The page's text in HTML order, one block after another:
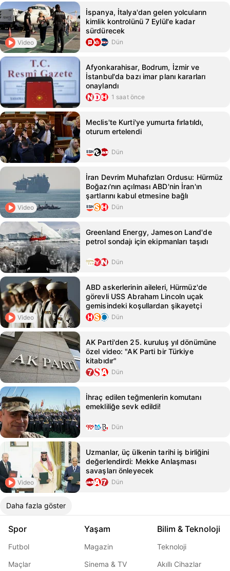
Video
İspanya, İtalya'dan gelen yolcuların
kimlik kontrolünü 7 Eylül'e kadar
sürdürecek
Dün
Afyonkarahisar, Bodrum, İzmir ve
İstanbul'da bazı imar planı kararları
onaylandı
1 saat önce
Meclis'te Kurti'ye yumurta fırlatıldı,
oturum ertelendi
Dün
Video
İran Devrim Muhafızları Ordusu: Hürmüz
Boğazı'nın açılması ABD'nin İran'ın
şartlarını kabul etmesine bağlı
Dün
Greenland Energy, Jameson Land'de
petrol sondajı için ekipmanları taşıdı
Dün
Video
ABD askerlerinin aileleri, Hürmüz'de
görevli USS Abraham Lincoln uçak
gemisindeki koşullardan şikayetçi
Dün
AK Parti'den 25. kuruluş yıl dönümüne
özel video: "AK Parti bir Türkiye
kitabıdır"
Dün
İhraç edilen teğmenlerin komutanı
emekliliğe sevk edildi!
Dün
Video
Uzmanlar, üç ülkenin tarihi iş birliğini
değerlendirdi: Mekke Anlaşması
savaşları önleyecek
Dün
Daha fazla göster
Spor
Futbol
Maçlar
Yaşam
Magazin
Sinema & TV
Bilim & Teknoloji
Teknoloji
Akıllı Cihazlar